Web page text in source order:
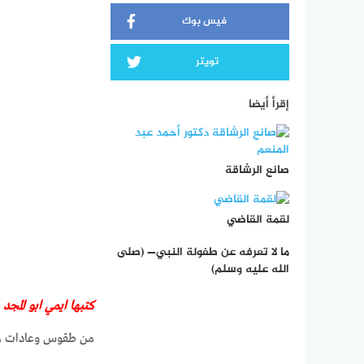
فيس بوك
تويتر
إقرأ أيضا
صانع الرشاقة
لقمة القاضي
ما لا تعرفه عن طفولة النبي— (صلى
الله عليه وسلم)
كتبها ايمي ابو المجد
من طقوس وعادات